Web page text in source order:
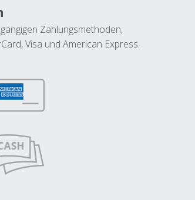
Zahlungsmethoden,
Visa und American Express.